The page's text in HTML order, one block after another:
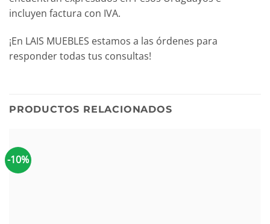
incluyen factura con IVA.
¡En LAIS MUEBLES estamos a las órdenes para
responder todas tus consultas!
PRODUCTOS RELACIONADOS
-10%